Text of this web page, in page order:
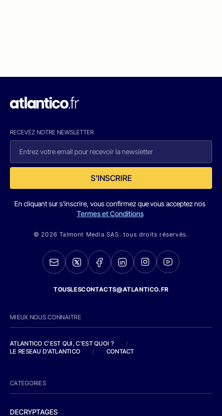
RECEVEZ NOTRE NEWSLETTER
S'INSCRIRE
En cliquant sur s'inscrire, vous confirmez que vous acceptez nos
Termes et Conditions
© 2026 Talmont Media SAS. tous droits réservés.
TOUSLESCONTACTS@ATLANTICO.FR
MIEUX NOUS CONNAITRE
ATLANTICO C'EST QUI, C'EST QUOI ?
/
LE RESEAU D'ATLANTICO
/ CONTACT
CATEGORIES
DECRYPTAGES